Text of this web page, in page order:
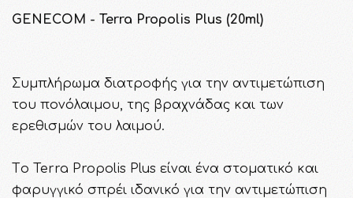
GENECOM - Terra Propolis Plus (20ml)
Συμπλήρωμα διατροφής για την αντιμετώπιση
του πονόλαιμου, της βραχνάδας και των
ερεθισμών του λαιμού.
Τo Terra Propolis Plus είναι ένα στοματικό και
φαρυγγικό σπρέι ιδανικό για την αντιμετώπιση